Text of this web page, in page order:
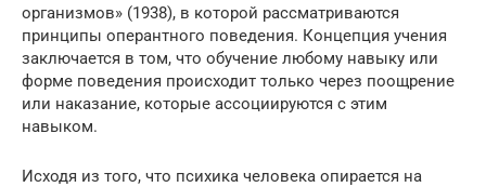
организмов» (1938), в которой рассматриваются
принципы оперантного поведения. Концепция учения
заключается в том, что обучение любому навыку или
форме поведения происходит только через поощрение
или наказание, которые ассоциируются с этим
навыком.
Исходя из того, что психика человека опирается на